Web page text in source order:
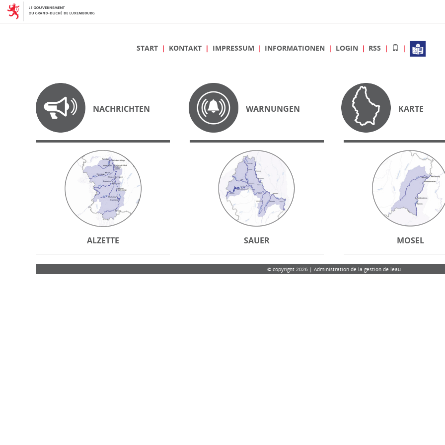
START KONTAKT IMPRESSUM INFORMATIONEN LOGIN RSS
NACHRICHTEN WARNUNGEN KARTE
ALZETTE SAUER MOSEL
© copyright 2026 | Administration de la gestion de leau